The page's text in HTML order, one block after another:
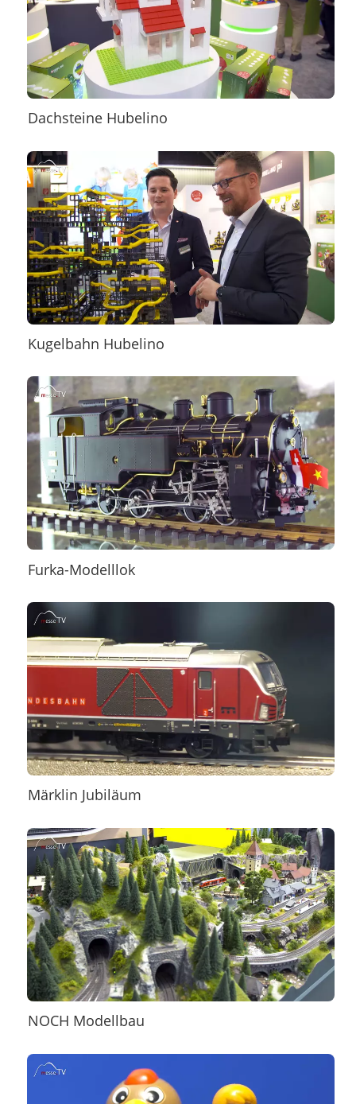
Dachsteine Hubelino
Kugelbahn Hubelino
Furka-Modelllok
Märklin Jubiläum
NOCH Modellbau